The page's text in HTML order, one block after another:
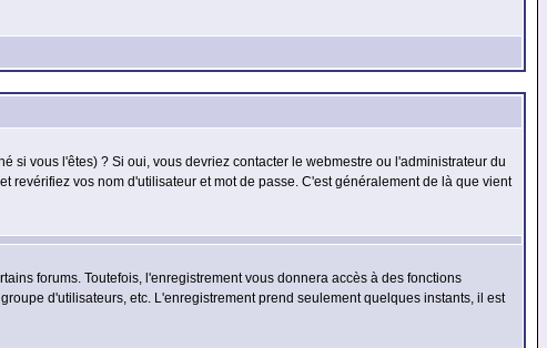
si vous l'êtes) ? Si oui, vous devriez contacter le webmestre ou l'administrateur du
revérifiez vos nom d'utilisateur et mot de passe. C'est généralement de là que vient
forums. Toutefois, l'enregistrement vous donnera accès à des fonctions
d'utilisateurs, etc. L'enregistrement prend seulement quelques instants, il est